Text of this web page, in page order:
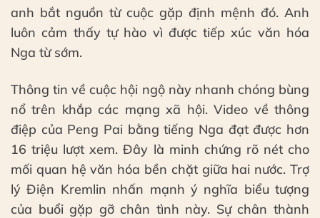
anh bắt nguồn từ cuộc gặp định mệnh đó. Anh
luôn cảm thấy tự hào vì được tiếp xúc văn hóa
Nga từ sớm.
Thông tin về cuộc hội ngộ này nhanh chóng bùng
nổ trên khắp các mạng xã hội. Video về thông
điệp của Peng Pai bằng tiếng Nga đạt được hơn
16 triệu lượt xem. Đây là minh chứng rõ nét cho
mối quan hệ văn hóa bền chặt giữa hai nước. Trợ
lý Điện Kremlin nhấn mạnh ý nghĩa biểu tượng
của buổi gặp gỡ chân tình này. Sự chân thành